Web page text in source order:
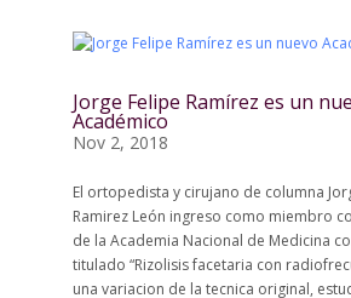
Jorge Felipe Ramírez es un
Académico
Nov 2, 2018
El ortopedista y cirujano de columna
Ramirez León ingreso como miembro
de la Academia Nacional de Medicina
titulado “Rizolisis facetaria con
una variacion de la tecnica original,